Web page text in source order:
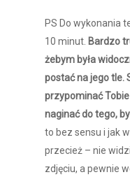
PS Do wykonania
10 minut. Bardzo
żebym była
postać na jego tle.
przypominać
naginać do tego,
to bez sensu i jak
przecież – nie
zdjęciu, a pewnie